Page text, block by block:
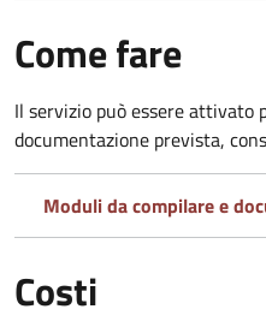
Come fare
Il servizio può essere attivato
documentazione prevista,
Moduli da compilare e
Costi